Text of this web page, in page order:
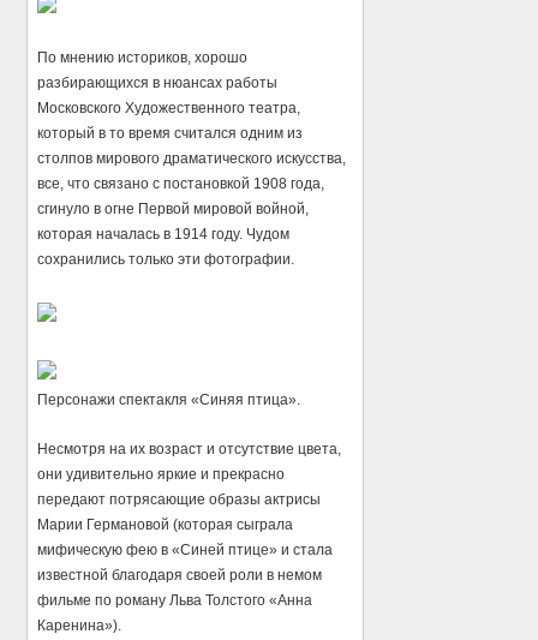
По мнению историков, хорошо
разбирающихся в нюансах работы
Московского Художественного театра,
который в то время считался одним из
столпов мирового драматического искусства,
все, что связано с постановкой 1908 года,
сгинуло в огне Первой мировой войной,
которая началась в 1914 году. Чудом
сохранились только эти фотографии.
Персонажи спектакля «Синяя птица».
Несмотря на их возраст и отсутствие цвета,
они удивительно яркие и прекрасно
передают потрясающие образы актрисы
Марии Германовой (которая сыграла
мифическую фею в «Синей птице» и стала
известной благодаря своей роли в немом
фильме по роману Льва Толстого «Анна
Каренина»).